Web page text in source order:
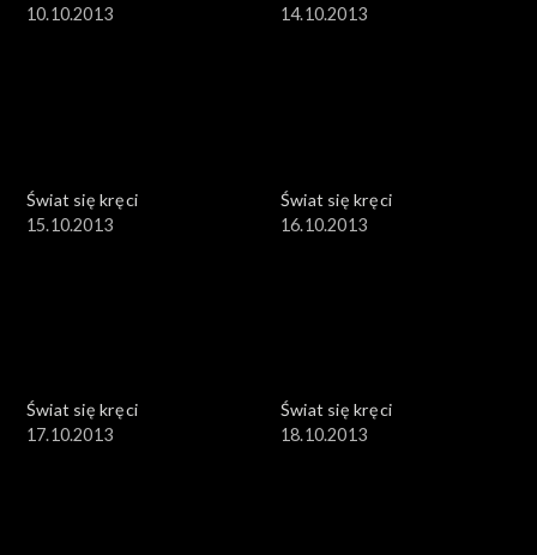
10.10.2013
14.10.2013
Świat się kręci
15.10.2013
Świat się kręci
16.10.2013
Świat się kręci
17.10.2013
Świat się kręci
18.10.2013